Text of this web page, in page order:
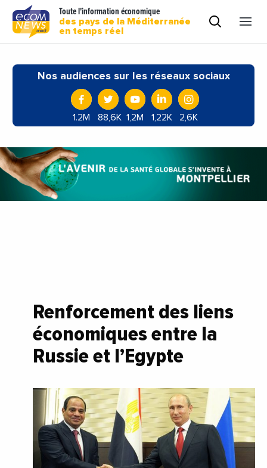
Toute l'information économique
des pays de la Méditerranée
en temps réel
Nos audiences sur les réseaux sociaux
1.2M 88,6K 1,2M 1,22K 2,6K
Renforcement des liens
économiques entre la
Russie et l’Egypte